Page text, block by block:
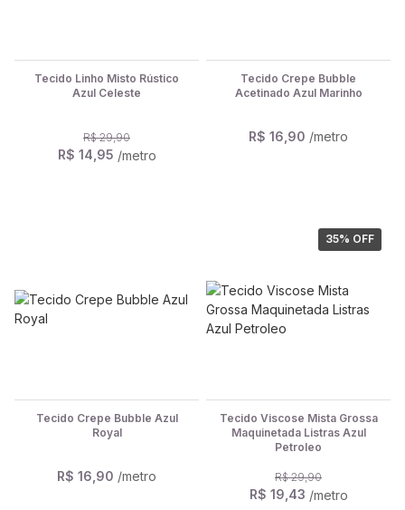
Tecido Linho Misto Rústico
Azul Celeste
R$ 29,90
R$ 14,95 /metro
Tecido Crepe Bubble
Acetinado Azul Marinho
R$ 16,90 /metro
Tecido Crepe Bubble Azul
Royal
R$ 16,90 /metro
35% OFF
Tecido Viscose Mista Grossa
Maquinetada Listras Azul
Petroleo
R$ 29,90
R$ 19,43 /metro